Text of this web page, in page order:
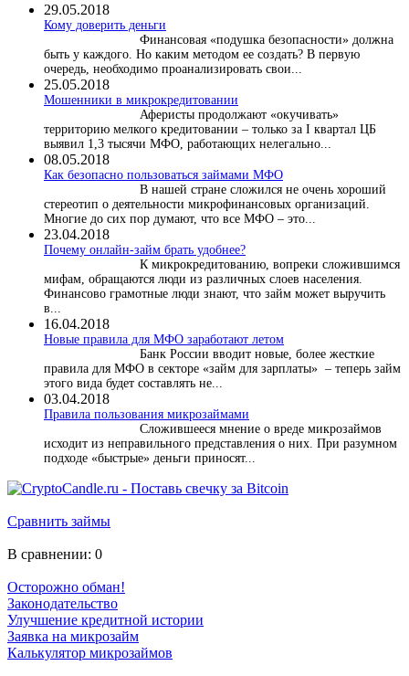
29.05.2018
Кому доверить деньги
Финансовая «подушка безопасности» должна
быть у каждого. Но каким методом ее создать? В первую
очередь, необходимо проанализировать свои...
25.05.2018
Мошенники в микрокредитовании
Аферисты продолжают «окучивать»
территорию мелкого кредитовании – только за I квартал ЦБ
выявил 1,3 тысячи МФО, работающих нелегально...
08.05.2018
Как безопасно пользоваться займами МФО
В нашей стране сложился не очень хороший
стереотип о деятельности микрофинансовых организаций.
Многие до сих пор думают, что все МФО – это...
23.04.2018
Почему онлайн-займ брать удобнее?
К микрокредитованию, вопреки сложившимся
мифам, обращаются люди из различных слоев населения.
Финансово грамотные люди знают, что займ может выручить
в...
16.04.2018
Новые правила для МФО заработают летом
Банк России вводит новые, более жесткие
правила для МФО в секторе «займ для зарплаты» – теперь займ
этого вида будет составлять не...
03.04.2018
​Правила пользования микрозаймами
Сложившееся мнение о вреде микрозаймов
исходит из неправильного представления о них. При разумном
подходе «быстрые» деньги приносят...
Сравнить займы
В сравнении: 0
Осторожно обман!
Законодательство
Улучшение кредитной истории
Заявка на микрозайм
Калькулятор микрозаймов